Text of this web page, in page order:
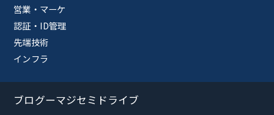
営業・マーケ
認証・ID管理
先端技術
インフラ
ブログーマジセミドライブ